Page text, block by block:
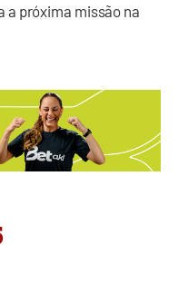
a próxima missão na